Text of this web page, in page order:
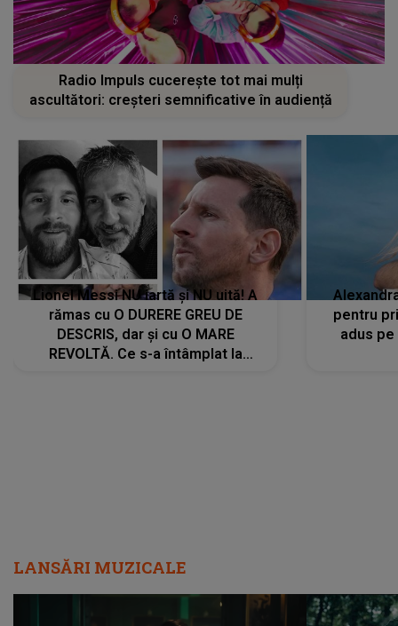
Radio Impuls cucerește tot mai mulți
ascultători: creșteri semnificative în audiență
Lionel Messi NU iartă și NU uită! A
rămas cu O DURERE GREU DE
DESCRIS, dar și cu O MARE
REVOLTĂ. Ce s-a întâmplat la
pentru
adus
LANSĂRI MUZICALE